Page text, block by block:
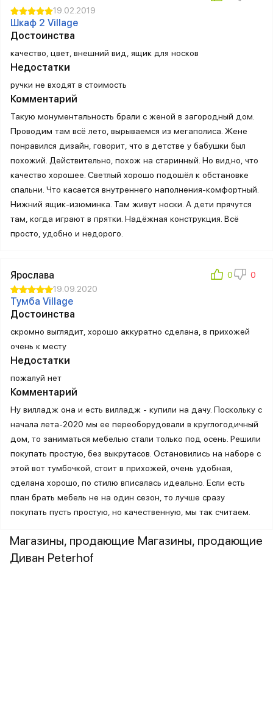
19.02.2019
Шкаф 2 Village
Достоинства
качество, цвет, внешний вид, ящик для носков
Недостатки
ручки не входят в стоимость
Комментарий
Такую монументальность брали с женой в загородный дом.
Проводим там всё лето, вырываемся из мегаполиса. Жене
понравился дизайн, говорит, что в детстве у бабушки был
похожий. Действительно, похож на старинный. Но видно, что
качество хорошее. Светлый хорошо подошёл к обстановке
спальни. Что касается внутреннего наполнения-комфортный.
Нижний ящик-изюминка. Там живут носки. А дети прячутся
там, когда играют в прятки. Надёжная конструкция. Всё
просто, удобно и недорого.
Ярослава
19.09.2020
Тумба Village
Достоинства
скромно выглядит, хорошо аккуратно сделана, в прихожей
очень к месту
Недостатки
пожалуй нет
Комментарий
Ну вилладж она и есть вилладж - купили на дачу. Поскольку с
начала лета-2020 мы ее переоборудовали в круглогодичный
дом, то заниматься мебелью стали только под осень. Решили
покупать простую, без выкрутасов. Остановились на наборе с
этой вот тумбочкой, стоит в прихожей, очень удобная,
сделана хорошо, по стилю вписалась идеально. Если есть
план брать мебель не на один сезон, то лучше сразу
покупать пусть простую, но качественную, мы так считаем.
Магазины, продающие Магазины, продающие
Диван Peterhof